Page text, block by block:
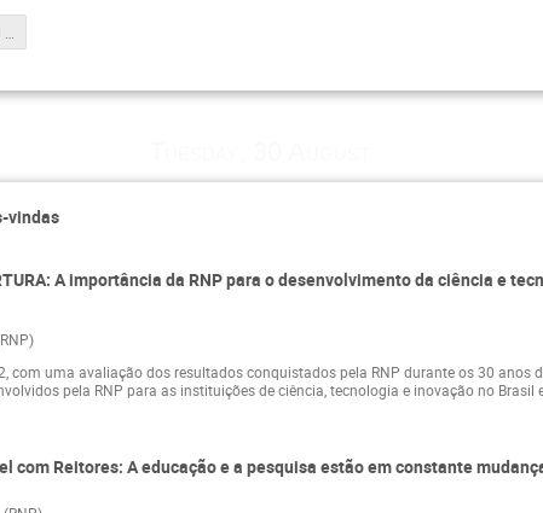
vindas
A importância da RNP para o desenvolvimento da ciência e
com uma avaliação dos resultados conquistados pela RNP durante os 30 anos
pela RNP para as instituições de ciência, tecnologia e inovação no Brasil
com Reitores: A educação e a pesquisa estão em constante